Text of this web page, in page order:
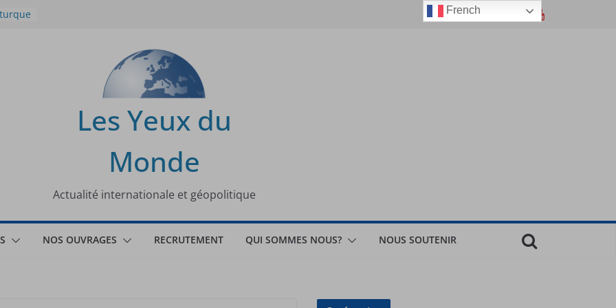
Les Yeux du
Monde
Actualité internationale et géopolitique
NOS OUVRAGES RECRUTEMENT QUI SOMMES NOUS? NOUS SOUTENIR
French